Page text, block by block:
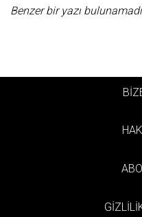
Benzer bir yazı bulunamadı.